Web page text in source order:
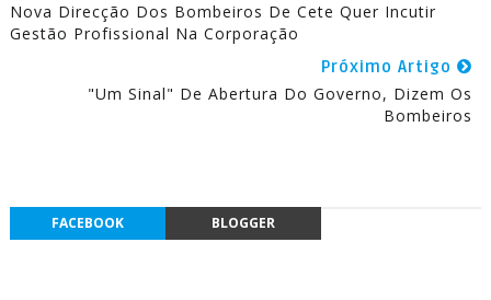
Nova Direcção Dos Bombeiros De Cete Quer Incutir
Gestão Profissional Na Corporação
Próximo Artigo
"Um Sinal" De Abertura Do Governo, Dizem Os
Bombeiros
FACEBOOK BLOGGER